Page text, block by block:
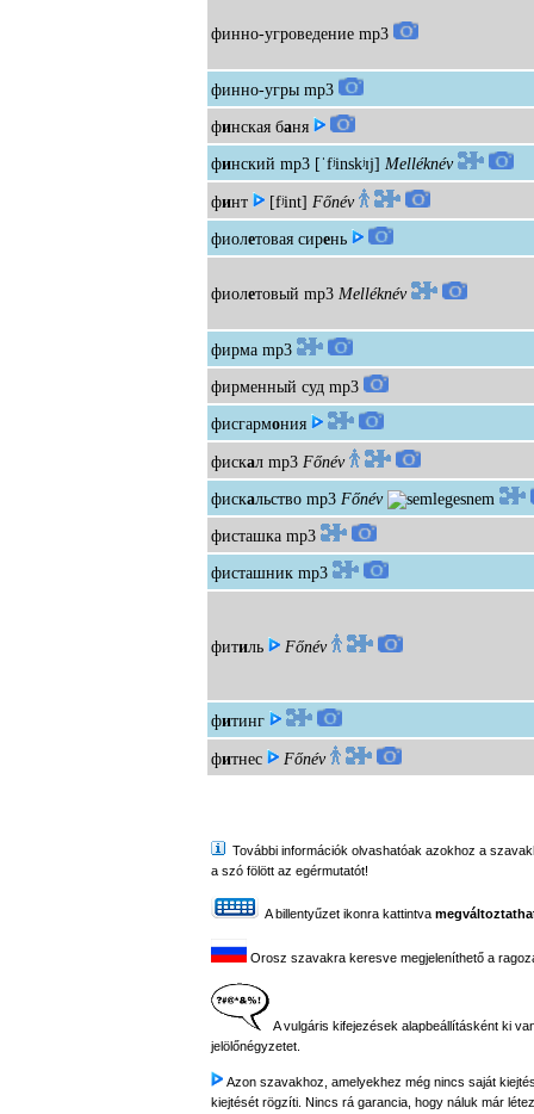
финно-угроведение mp3
финно-угры mp3
финская баня
финский mp3 [ˈfʲinskʲɪj] Melléknév
финт [fʲint] Főnév
фиолетовая сирень
фиолетовый mp3 Melléknév
фирма mp3
фирменный суд mp3
фисгармония
фискал mp3 Főnév
фискальство mp3 Főnév
фисташка mp3
фисташник mp3
фитиль Főnév
фитинг
фитнес Főnév
További információk olvashatóak azokhoz a
a szó fölött az egérmutatót!
A billentyűzet ikonra kattintva
Orosz szavakra keresve megjeleníthető a
A vulgáris kifejezések alapbeállításként ki
jelölőnégyzetet.
Azon szavakhoz, amelyekhez még nincs saját
kiejtését rögzíti. Nincs rá garancia, hogy náluk már